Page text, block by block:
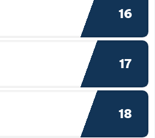
16
17
18